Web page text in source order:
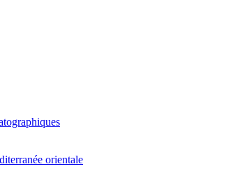
orientale